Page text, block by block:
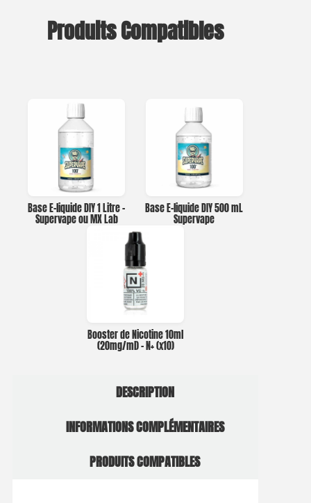
Produits Compatibles
Base E-liquide DIY 1 Litre –
Supervape ou MX Lab
Base E-liquide DIY 500 mL
Supervape
Booster de Nicotine 10ml
(20mg/ml) – N+ (x10)
DESCRIPTION
INFORMATIONS COMPLÉMENTAIRES
PRODUITS COMPATIBLES